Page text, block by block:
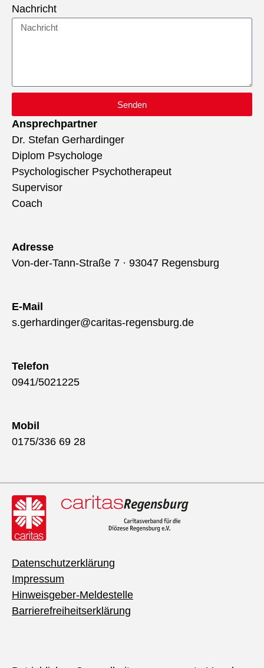
Nachricht
Senden
Ansprechpartner
Dr. Stefan Gerhardinger
Diplom Psychologe
Psychologischer Psychotherapeut
Supervisor
Coach
Adresse
Von-der-Tann-Straße 7 · 93047 Regensburg
E-Mail
s.gerhardinger@caritas-regensburg.de
Telefon
0941/5021225
Mobil
0175/336 69 28
Datenschutzerklärung
Impressum
Hinweisgeber-Meldestelle
Barrierefreiheitserklärung